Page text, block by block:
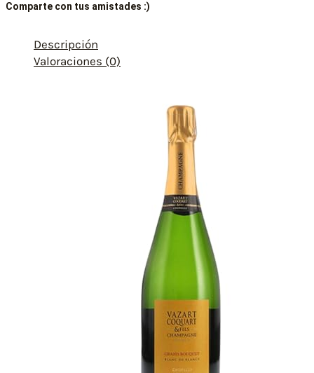
Comparte con tus amistades :)
Descripción
Valoraciones (0)